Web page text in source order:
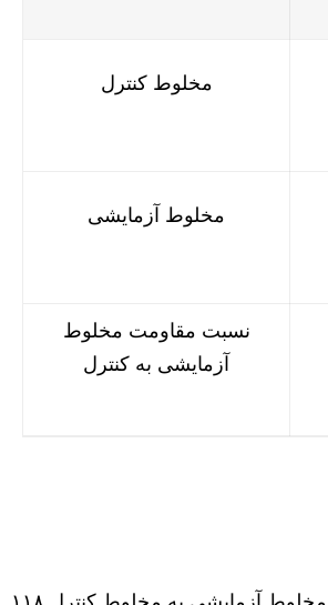
مخلوط کنترل
مخلوط آزمایشی
نسبت مقاومت مخلوط
آزمایشی به کنترل